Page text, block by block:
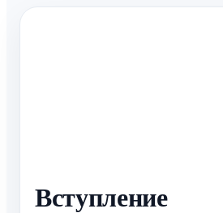
Вступление